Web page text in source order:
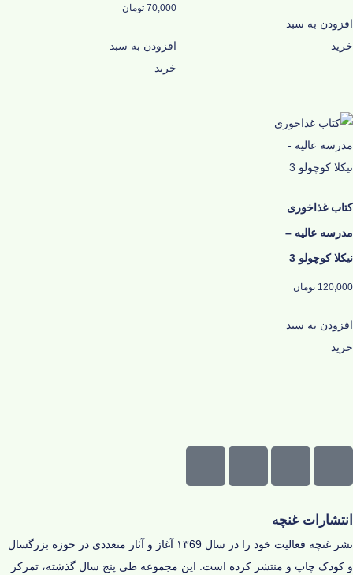
افزودن به سبد
خرید
70,000 تومان
افزودن به سبد
خرید
کتاب غذاخوری
مدرسه عالیه –
نیکلا کوچولو 3
120,000 تومان
افزودن به سبد
خرید
انتشارات غنچه
نشر غنچه فعالیت خود را در سال ۱۳69 آغاز و‌ آثار متعددی در حوزه‌ بزرگسال
و کودک چاپ و منتشر کرده است. این مجموعه طی پنج سال گذشته، تمرکز